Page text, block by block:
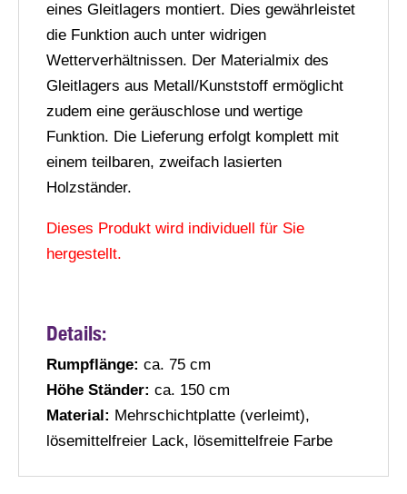
eines Gleitlagers montiert. Dies gewährleistet
die Funktion auch unter widrigen
Wetterverhältnissen. Der Materialmix des
Gleitlagers aus Metall/Kunststoff ermöglicht
zudem eine geräuschlose und wertige
Funktion. Die Lieferung erfolgt komplett mit
einem teilbaren, zweifach lasierten
Holzständer.
Dieses Produkt wird individuell für Sie
hergestellt.
Details:
Rumpflänge: ca. 75 cm
Höhe Ständer: ca. 150 cm
Material: Mehrschichtplatte (verleimt),
lösemittelfreier Lack, lösemittelfreie Farbe